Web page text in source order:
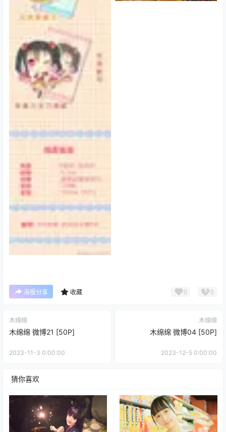
海报分享 收藏 0 0
木绵绵
木绵绵 微博21 [50P]
2023-11-3 0:00:00
木绵绵
木绵绵 微博04 [50P]
2023-12-5 0:00:00
猜你喜欢